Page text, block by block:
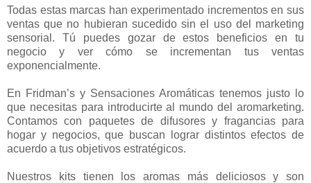
Todas estas marcas han experimentado incrementos en sus
ventas que no hubieran sucedido sin el uso del marketing
sensorial. Tú puedes gozar de estos beneficios en tu
negocio y ver cómo se incrementan tus ventas
exponencialmente.
En Fridman’s y Sensaciones Aromáticas tenemos justo lo
que necesitas para introducirte al mundo del aromarketing.
Contamos con paquetes de difusores y fragancias para
hogar y negocios, que buscan lograr distintos efectos de
acuerdo a tus objetivos estratégicos.
Nuestros kits tienen los aromas más deliciosos y son